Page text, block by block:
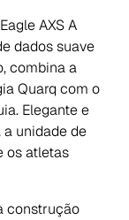
AXS A
dados suave
combina a
Quarq com o
Elegante e
unidade de
os atletas
construção